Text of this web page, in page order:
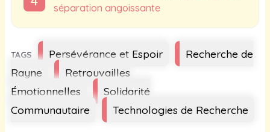
séparation angoissante
Étiquettes
Persévérance et Espoir
Recherche de
Rayne
Retrouvailles
Émotionnelles
Solidarité
Communautaire
Technologies de Recherche